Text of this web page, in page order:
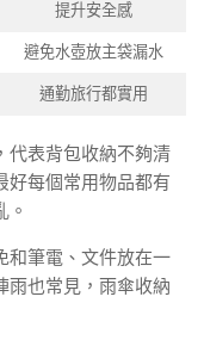
提升安全感
避免水壺放主袋漏水
通勤旅行都實用
代表背包收納不夠清
好每個常用物品都有
。
和筆電、文件放在一
雨也常見，雨傘收納